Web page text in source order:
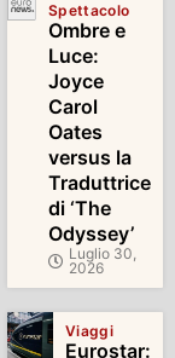
Spettacolo
Ombre e
Luce:
Joyce
Carol
Oates
versus la
Traduttrice
di ‘The
Odyssey’
Luglio 30,
2026
Viaggi
Eurostar: